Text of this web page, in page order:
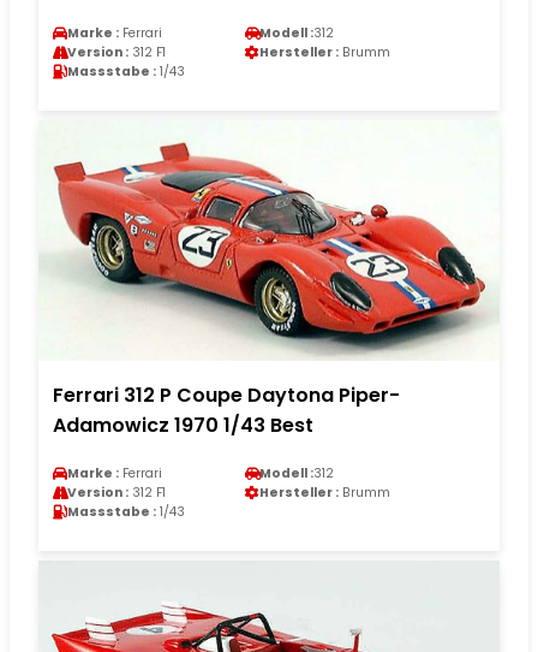
Marke : Ferrari Modell :312
Version : 312 F1 Hersteller : Brumm
Massstabe : 1/43
Ferrari 312 P Coupe Daytona Piper-
Adamowicz 1970 1/43 Best
Marke : Ferrari Modell :312
Version : 312 F1 Hersteller : Brumm
Massstabe : 1/43